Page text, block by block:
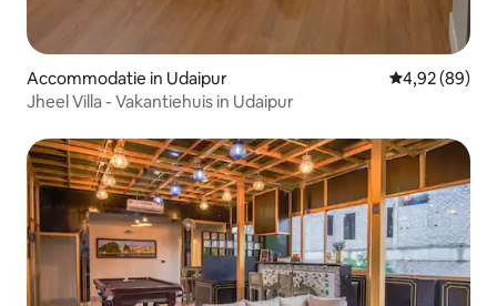
Accommodatie in Udaipur Gemiddelde
4,92 (89)
Jheel Villa - Vakantiehuis in Udaipur